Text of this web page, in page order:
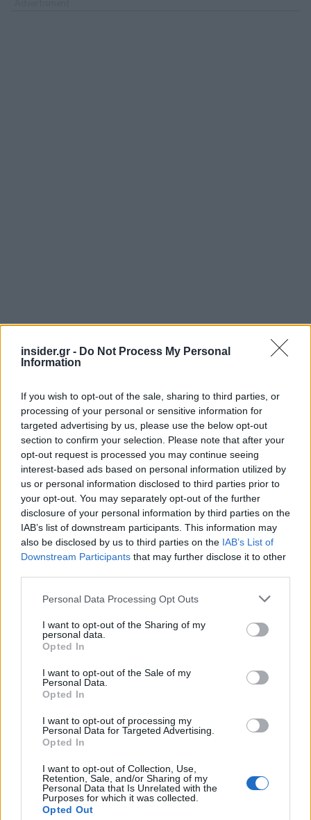
insider.gr - Do Not Process My Personal
Information
If you wish to opt-out of the sale, sharing to third parties, or
processing of your personal or sensitive information for
targeted advertising by us, please use the below opt-out
section to confirm your selection. Please note that after your
opt-out request is processed you may continue seeing
interest-based ads based on personal information utilized by
us or personal information disclosed to third parties prior to
your opt-out. You may separately opt-out of the further
disclosure of your personal information by third parties on the
IAB’s list of downstream participants. This information may
also be disclosed by us to third parties on the IAB’s List of
Downstream Participants that may further disclose it to other
Please note that this website/app uses one or more Google
not limited to your visit or usage behaviour. You may click to
grant or deny consent to Google and its third-party tags to
use your data for below specified purposes in below Google
consent section.
Personal Data Processing Opt Outs
I want to opt-out of the Sharing of my
personal data.
Opted In
I want to opt-out of the Sale of my
Personal Data.
Opted In
I want to opt-out of processing my
Personal Data for Targeted Advertising.
Opted In
I want to opt-out of Collection, Use,
Retention, Sale, and/or Sharing of my
Personal Data that Is Unrelated with the
Purposes for which it was collected.
Opted Out
Μακροοικονομική προοπτική
Μεταξύ άλλων, τα στελέχη τηςWoodσχολιάζουν
ότι η ελληνική οικονομία παραμένει σε μια ισχυρή
φάση σύγκλισης, υποστηριζόμενη από τις
επενδύσεις, την ανθεκτική πιστωτική επέκταση,
τα ισχυρά δημοσιονομικά πλεονάσματα και τη
δυναμική των μεταρρυθμίσεων. Οιπληθωριστικοί
κίνδυνοι
παραμένουν, σε αυτό το στάδιο, μαζί με
συναλλαγών, κάτι που ωστόσο συνάδει με την
ανάκαμψη της εγχώριας ζήτησης, τις επενδύσεις
που υποστηρίζονται από το RRF και την αύξηση
των εισροών άμεσων ξένων επενδύσεων.
Σε ό,τι αφορά το σοκ στη Μέση Ανατολή, οι
αναλυτές τηςWoodπαραμένουν επιφυλακτικοί.
όπως λένε, μεταξύ των χωρών που είναι καλύτερα
τοποθετημένες για να αντέξουν το σοκ,
εξακολουθούν να πιστεύουν ότι η Ελλάδα θα